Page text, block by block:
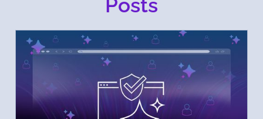
Posts